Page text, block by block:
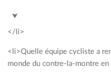
<span style= »color: #00a2c3;
⮟
</li>
<li>Quelle équipe cycliste a
monde du contre-la-montre en